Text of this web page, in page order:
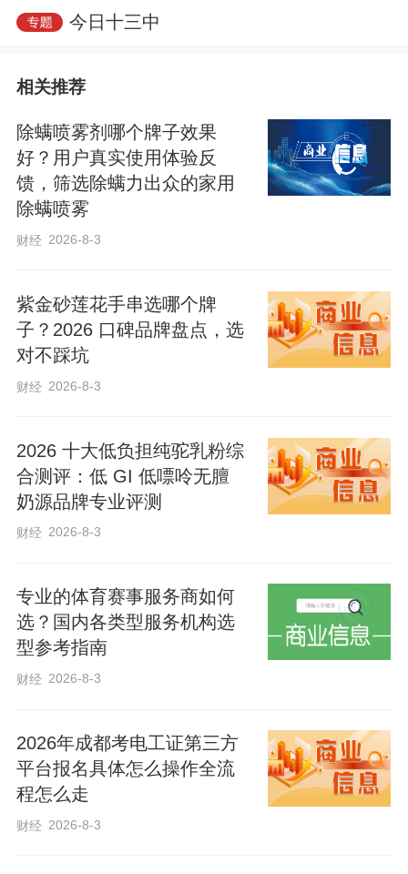
圆满，旗开得胜，高考圆梦！
以青春致敬青春！愿每一份拼搏与坚持，
赴，顶峰相见！
岁岁耕耘，今朝绽放！愿你从容应战，笔
下有乾坤，心中有山海，高考顺利，得偿
今日十三中
相关推荐
除螨喷雾剂哪个牌子效果
好？用户真实使用体验反
馈，筛选除螨力出众的家用
除螨喷雾
财经 2026-8-3
紫金砂莲花手串选哪个牌
子？2026 口碑品牌盘点，选
对不踩坑
财经 2026-8-3
2026 十大低负担纯驼乳粉综
合测评：低 GI 低嘌呤无膻
奶源品牌专业评测
财经 2026-8-3
专业的体育赛事服务商如何
选？国内各类型服务机构选
型参考指南
财经 2026-8-3
2026年成都考电工证第三方
平台报名具体怎么操作全流
程怎么走
财经 2026-8-3